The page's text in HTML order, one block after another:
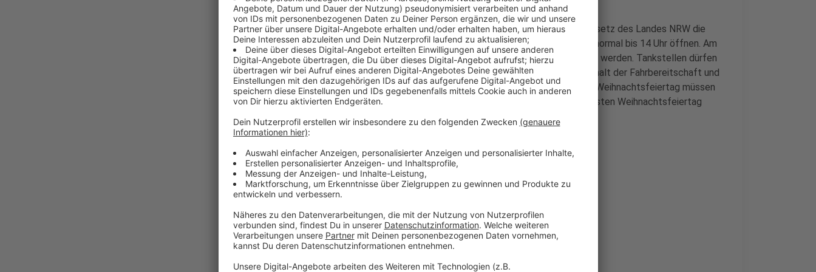
Für Bäckereien gelten an Heiligabend laut dem Ladenöffnungsgesetz des Landes NRW die
üblichen Regeln für Sonntage. Das heißt sie dürfen morgen ganz normal bis 14 Uhr öffnen. Am
Flughafen und am Bahnhof dürfen noch bis 17 Uhr Waren verkauft werden. Tankstellen dürfen
zwar den ganzen Tag öffnen aber nur Kraftstoff, Teile für den Erhalt der Fahrbereitschaft und
Güter für den Reisebedarf verkaufen. Am ersten und am zweiten Weihnachtsfeiertag müssen
Geschäfte in NRW geschlossen bleiben. Bäckereien dürfen am ersten Weihnachtsfeiertag
aber ausnahmsweise fünf Stunden öffnen.
Weitere Infos und Links zum Thema:
So berichten die Kollegen der RP
Ladenöffnungszeiten in NRW